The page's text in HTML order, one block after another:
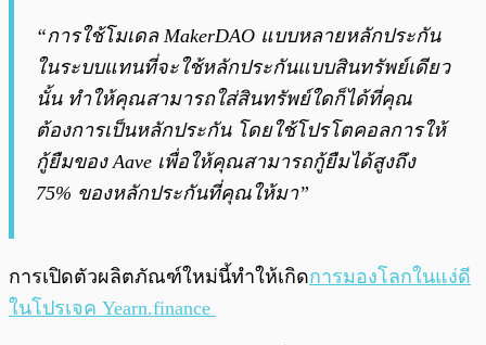
“การใช้โมเดล MakerDAO แบบหลายหลักประกัน
ในระบบแทนที่จะใช้หลักประกันแบบสินทรัพย์เดียว
นั้น ทำให้คุณสามารถใส่สินทรัพย์ใดก็ได้ที่คุณ
ต้องการเป็นหลักประกัน โดยใช้โปรโตคอลการให้
กู้ยืมของ Aave เพื่อให้คุณสามารถกู้ยืมได้สูงถึง
75% ของหลักประกันที่คุณให้มา”
การเปิดตัวผลิตภัณฑ์ใหม่นี้ทำให้เกิดการมองโลกในแง่ดี
ในโปรเจค Yearn.finance